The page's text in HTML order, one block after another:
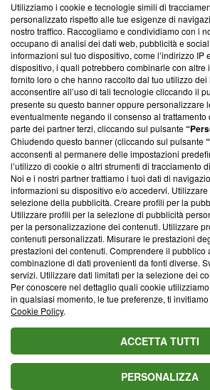
Questa sezione offre informazioni
News, sui nostri processi editoriali e su
creare news di qualità. Inoltre, afferma la
‘Trust Project - News with Integrity’
ancora membro del programma, ma ha
parte; Trust Project non ha ancora
conformità agli standard.
Su di noi
Team editoriale
Corporate
Redazione
Informativa Privacy
Cookie Policy
Blasting SA, IDI CHE-247.845.224, Via
Lugano (Svizzera) Tel:+39 0690258937
© 2026 Blasting News
Utilizziamo i cookie e tecnologie simili di
personalizzato rispetto alle tue esigenze di
nostro traffico. Raccogliamo e condividiamo con i
occupano di analisi dei dati web, pubblicità e
informazioni sul tuo dispositivo, come l’indirizzo IP
dispositivo, i quali potrebbero combinarle con altre
fornito loro o che hanno raccolto dal tuo utilizzo dei
acconsentire all’uso di tali tecnologie cliccando il
presente su questo banner oppure personalizzare
eventualmente negando il consenso al
parte dei partner terzi, cliccando sul pulsante
Chiudendo questo banner (cliccando sul pulsante
acconsenti al permanere delle impostazioni
l’utilizzo di cookie o altri strumenti di tracciamento
Noi e i nostri partner trattiamo i tuoi dati di
informazioni su dispositivo e/o accedervi.
selezione della pubblicità. Creare profili per la
Utilizzare profili per la selezione di pubblicità
per la personalizzazione dei contenuti. Utilizzare
contenuti personalizzati. Misurare le prestazioni
prestazioni dei contenuti. Comprendere il pubblico
combinazione di dati provenienti da fonti diverse.
servizi. Utilizzare dati limitati per la selezione dei
Per conoscere nel dettaglio quali cookie
in qualsiasi momento, le tue preferenze, ti
Cookie Policy.
ACCETTA TUTTI
PERSONALIZZA